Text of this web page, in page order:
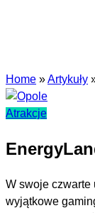
Home »Artykuły
Atrakcje
W swoje czwarte
wyjątkowe